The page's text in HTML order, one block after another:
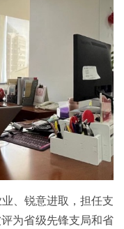
、锐意进取，担任支
为省级先锋支局和省